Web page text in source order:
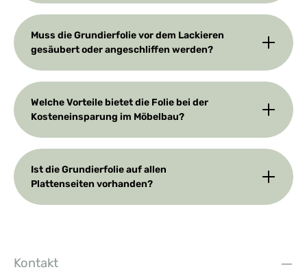
Muss die Grundierfolie vor dem Lackieren
gesäubert oder angeschliffen werden?
Welche Vorteile bietet die Folie bei der
Kosteneinsparung im Möbelbau?
Ist die Grundierfolie auf allen
Plattenseiten vorhanden?
Kontakt